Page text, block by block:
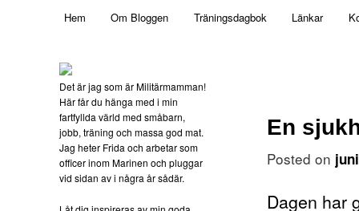
Militärmamman
Skip to primary content
Hem Om Bloggen Träningsdagbok Länkar
En
Posted on
Dagen har
Det är jag som är Militärmamman!
Här får du hänga med i min
fartfyllda värld med småbarn,
jobb, träning och massa god mat.
Jag heter Frida och arbetar som
officer inom Marinen och pluggar
vid sidan av i några år sådär.